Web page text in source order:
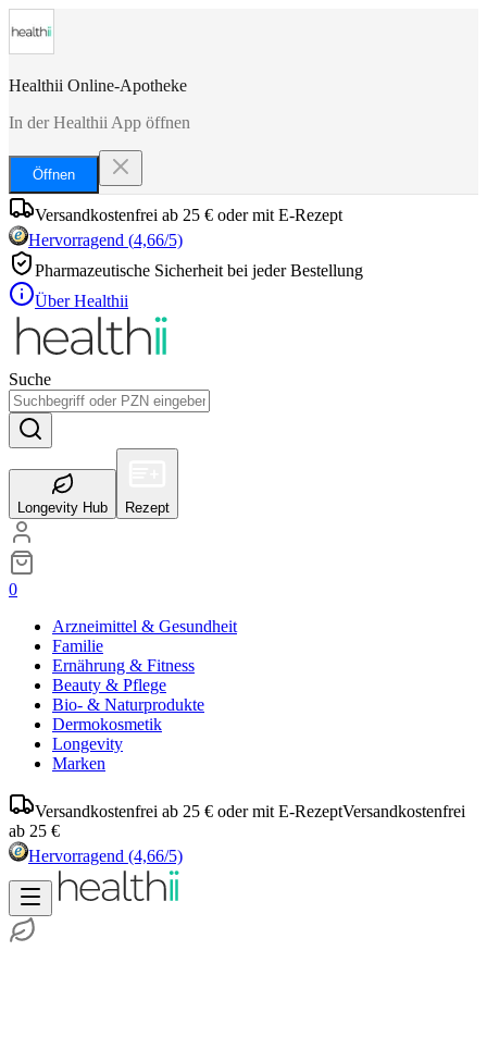
Healthii Online-Apotheke
In der Healthii App öffnen
Öffnen
Versandkostenfrei ab 25 € oder mit E-Rezept
Hervorragend (4,66/5)
Pharmazeutische Sicherheit bei jeder Bestellung
Über Healthii
Suche
Longevity Hub Rezept
0
Arzneimittel & Gesundheit
Familie
Ernährung & Fitness
Beauty & Pflege
Bio- & Naturprodukte
Dermokosmetik
Longevity
Marken
Versandkostenfrei ab 25 € oder mit E-RezeptVersandkostenfrei
ab 25 €
Hervorragend (4,66/5)